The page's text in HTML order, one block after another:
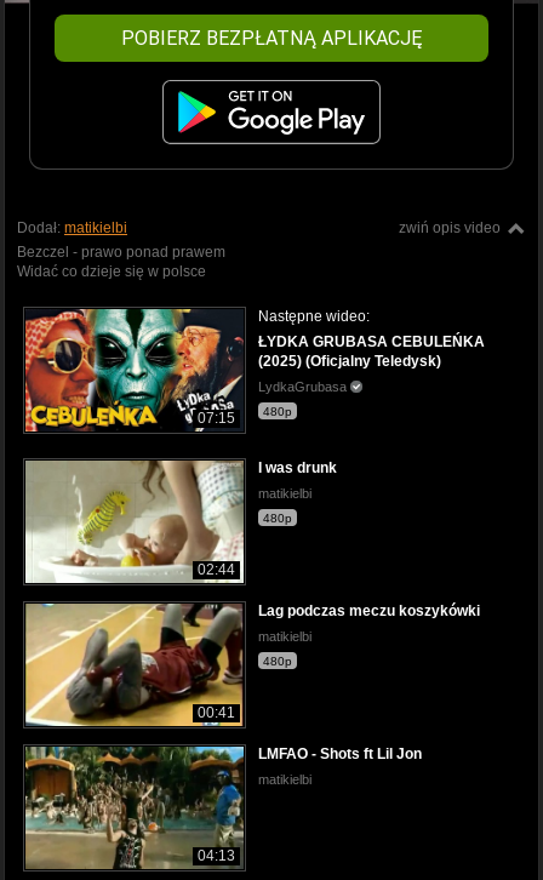
POBIERZ BEZPŁATNĄ APLIKACJĘ
zwiń opis video
Dodał: matikielbi
Bezczel - prawo ponad prawem
Widać co dzieje się w polsce
07:15
Następne wideo:
ŁYDKA GRUBASA CEBULEŃKA
(2025) (Oficjalny Teledysk)
LydkaGrubasa
480p
02:44
I was drunk
matikielbi
480p
00:41
Lag podczas meczu koszykówki
matikielbi
480p
04:13
LMFAO - Shots ft Lil Jon
matikielbi